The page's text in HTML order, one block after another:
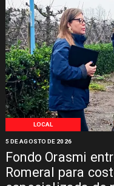
LOCAL
Fondo Orasmi
Romeral para
5 DE AGOSTO DE 2026